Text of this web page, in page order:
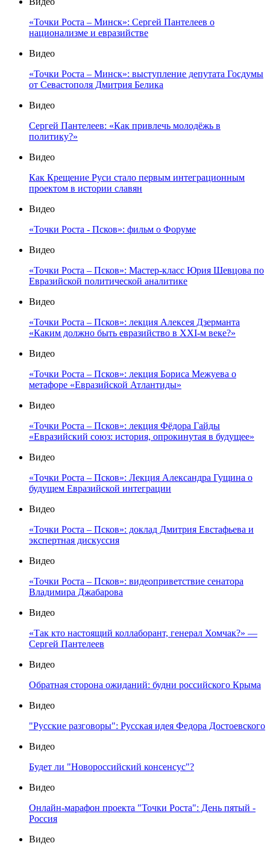
«Точки Роста – Минск»: Сергей Пантелеев о
национализме и евразийстве
Видео
«Точки Роста – Минск»: выступление депутата Госдумы
от Севастополя Дмитрия Белика
Видео
Сергей Пантелеев: «Как привлечь молодёжь в
политику?»
Видео
Как Крещение Руси стало первым интеграционным
проектом в истории славян
Видео
«Точки Роста - Псков»: фильм о Форуме
Видео
«Точки Роста – Псков»: Мастер-класс Юрия Шевцова по
Евразийской политической аналитике
Видео
«Точки Роста – Псков»: лекция Алексея Дзерманта
«Каким должно быть евразийство в XXI-м веке?»
Видео
«Точки Роста – Псков»: лекция Бориса Межуева о
метафоре «Евразийской Атлантиды»
Видео
«Точки Роста – Псков»: лекция Фёдора Гайды
«Евразийский союз: история, опрокинутая в будущее»
Видео
«Точки Роста – Псков»: Лекция Александра Гущина о
будущем Евразийской интеграции
Видео
«Точки Роста – Псков»: доклад Дмитрия Евстафьева и
экспертная дискуссия
Видео
«Точки Роста – Псков»: видеоприветствие сенатора
Владимира Джабарова
Видео
«Так кто настоящий коллаборант, генерал Хомчак?» —
Сергей Пантелеев
Видео
Обратная сторона ожиданий: будни российского Крыма
Видео
"Русские разговоры": Русская идея Федора Достоевского
Видео
Будет ли "Новороссийский консенсус"?
Видео
Онлайн-марафон проекта "Точки Роста": День пятый -
Россия
Видео